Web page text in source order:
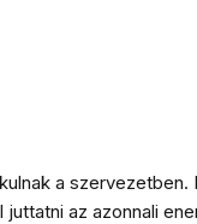
a szervezetben.
az azonnali